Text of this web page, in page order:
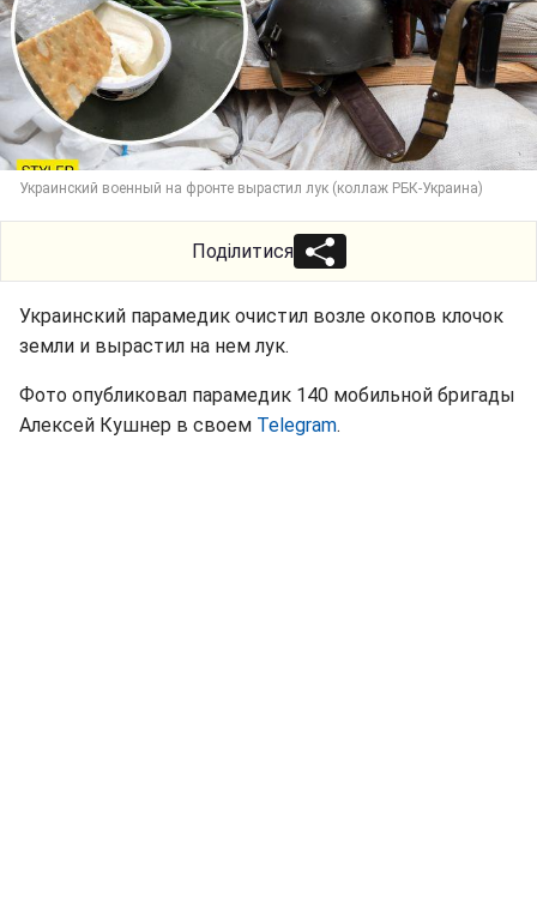
Украинский военный на фронте вырастил лук (коллаж РБК-Украина)
Поділитися
Украинский парамедик очистил возле окопов клочок
земли и вырастил на нем лук.
Фото опубликовал парамедик 140 мобильной бригады
Алексей Кушнер в своем Telegram.